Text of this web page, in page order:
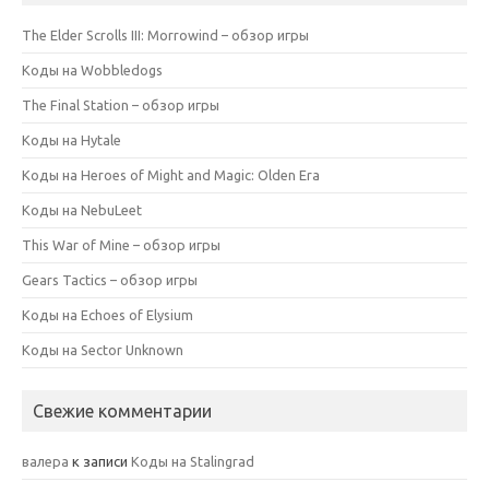
The Elder Scrolls III: Morrowind – обзор игры
Коды на Wobbledogs
The Final Station – обзор игры
Коды на Hytale
Коды на Heroes of Might and Magic: Olden Era
Коды на NebuLeet
This War of Mine – обзор игры
Gears Tactics – обзор игры
Коды на Echoes of Elysium
Коды на Sector Unknown
Свежие комментарии
валера к записи Коды на Stalingrad